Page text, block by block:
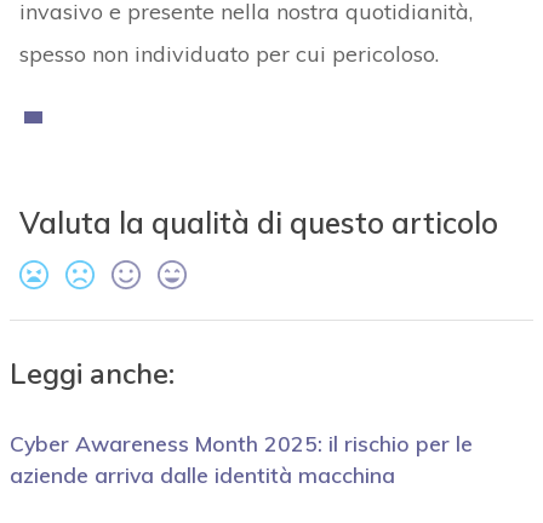
invasivo e presente nella nostra quotidianità,
spesso non individuato per cui pericoloso.
Valuta la qualità di questo articolo
Leggi anche:
Cyber Awareness Month 2025: il rischio per le
aziende arriva dalle identità macchina